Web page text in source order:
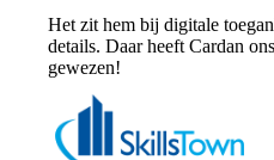
Het zit hem bij digitale
details. Daar heeft Cardan
gewezen!